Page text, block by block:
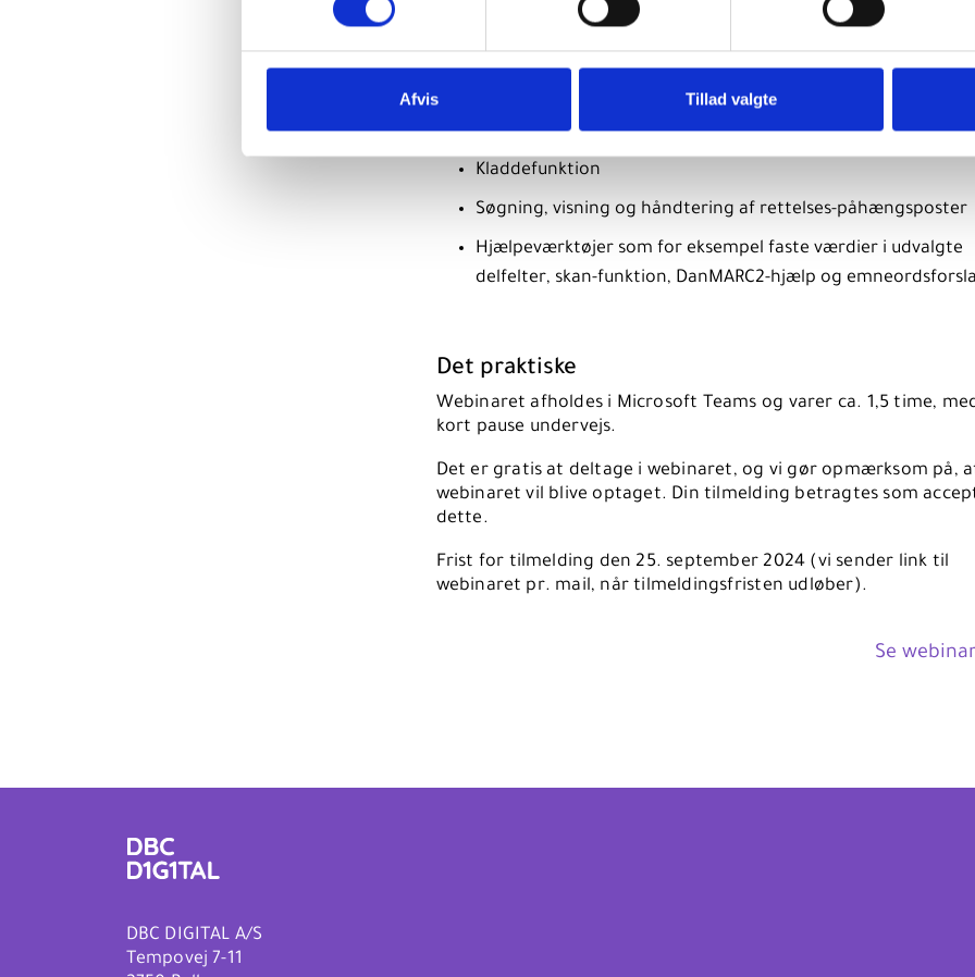
Afvis Tillad valgte
Live demo af opbygningen og funktionaliteten i FBIKat, som for
eksempel:
Oprettelse, kopiering eller rettelse af en post
Kladdefunktion
Søgning, visning og håndtering af rettelses-påhængsposter
Hjælpeværktøjer som for eksempel faste værdier i udvalgte
delfelter, skan-funktion, DanMARC2-hjælp og
Det praktiske
Webinaret afholdes i Microsoft Teams og varer ca. 1,5 time,
kort pause undervejs.
Det er gratis at deltage i webinaret, og vi gør opmærksom på,
webinaret vil blive optaget. Din tilmelding betragtes som
dette.
Frist for tilmelding den 25. september 2024 (vi sender link til
webinaret pr. mail, når tilmeldingsfristen udløber).
Se
DBC DIGITAL A/S
Tempovej 7-11